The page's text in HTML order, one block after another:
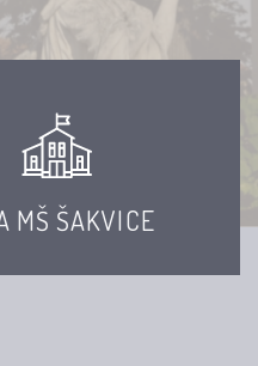
MŠ ŠAKVICE